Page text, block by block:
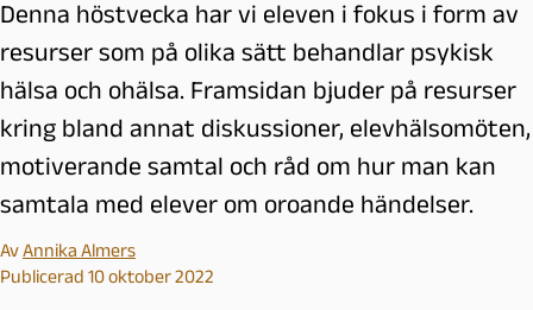
Denna höstvecka har vi eleven i fokus i form av
resurser som på olika sätt behandlar psykisk
hälsa och ohälsa. Framsidan bjuder på resurser
kring bland annat diskussioner, elevhälsomöten,
motiverande samtal och råd om hur man kan
samtala med elever om oroande händelser.
AvAnnika Almers
Publicerad 10 oktober 2022